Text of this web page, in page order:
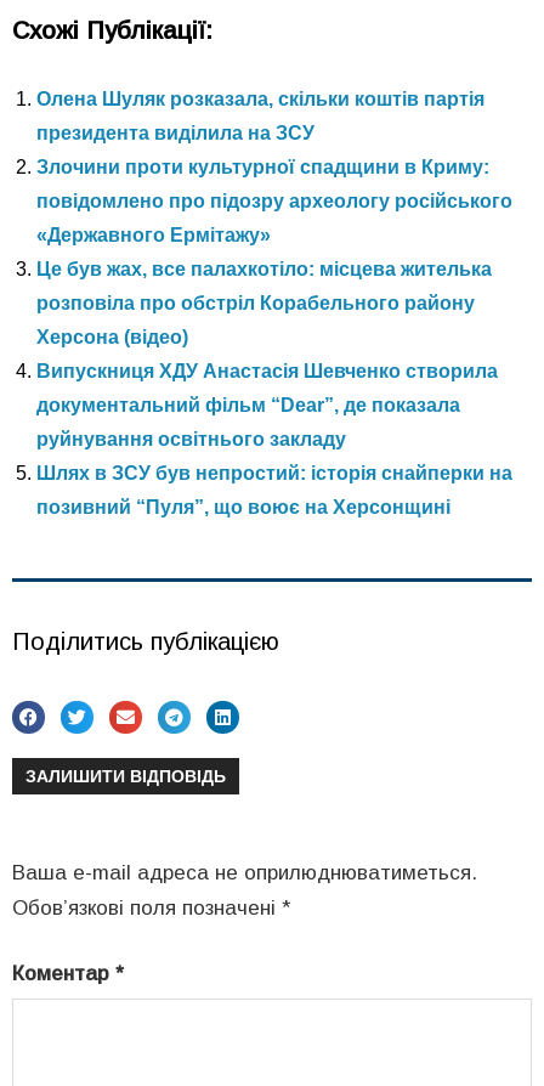
Схожі Публікації:
Олена Шуляк розказала, скільки коштів партія
президента виділила на ЗСУ
Злочини проти культурної спадщини в Криму:
повідомлено про підозру археологу російського
«Державного Ермітажу»
Це був жах, все палахкотіло: місцева жителька
розповіла про обстріл Корабельного району
Херсона (відео)
Випускниця ХДУ Анастасія Шевченко створила
документальний фільм “Dear”, де показала
руйнування освітнього закладу
Шлях в ЗСУ був непростий: історія снайперки на
позивний “Пуля”, що воює на Херсонщині
Поділитись публікацією
ЗАЛИШИТИ ВІДПОВІДЬ
Ваша e-mail адреса не оприлюднюватиметься.
Обов’язкові поля позначені *
Коментар *